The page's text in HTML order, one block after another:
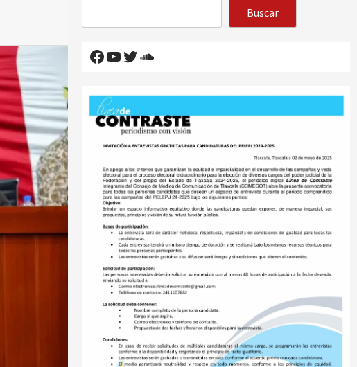
Buscar
Facebook
YouTube
Twitter
SoundCloud